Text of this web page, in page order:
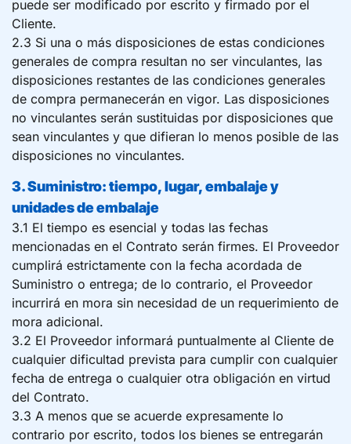
puede ser modificado por escrito y firmado por el
Cliente.
2.3 Si una o más disposiciones de estas condiciones
generales de compra resultan no ser vinculantes, las
disposiciones restantes de las condiciones generales
de compra permanecerán en vigor. Las disposiciones
no vinculantes serán sustituidas por disposiciones que
sean vinculantes y que difieran lo menos posible de las
disposiciones no vinculantes.
3. Suministro: tiempo, lugar, embalaje y
unidades de embalaje
3.1 El tiempo es esencial y todas las fechas
mencionadas en el Contrato serán firmes. El Proveedor
cumplirá estrictamente con la fecha acordada de
Suministro o entrega; de lo contrario, el Proveedor
incurrirá en mora sin necesidad de un requerimiento de
mora adicional.
3.2 El Proveedor informará puntualmente al Cliente de
cualquier dificultad prevista para cumplir con cualquier
fecha de entrega o cualquier otra obligación en virtud
del Contrato.
3.3 A menos que se acuerde expresamente lo
contrario por escrito, todos los bienes se entregarán